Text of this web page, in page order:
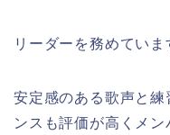
リーダーを務めていま
安定感のある歌声と
ンスも評価が高くメン